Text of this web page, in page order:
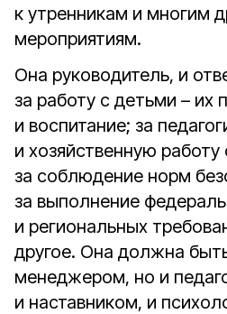
к утренникам и многим
мероприятиям.
Она руководитель, и
за работу с детьми – их
и воспитание; за
и хозяйственную работу
за соблюдение норм
за выполнение
и региональных
другое. Она должна
менеджером, но и
и наставником, и